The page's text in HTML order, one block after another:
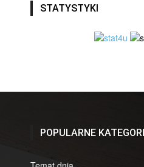
STATYSTYKI
POPULARNE